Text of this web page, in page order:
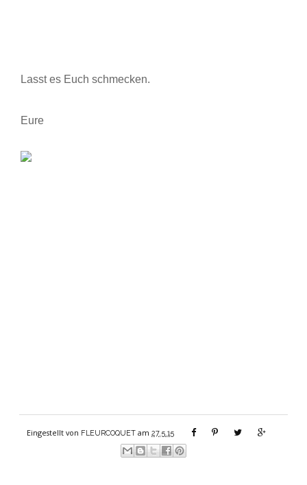
Lasst es Euch schmecken.
Eure
Eingestellt von FLEURCOQUET am27.5.15